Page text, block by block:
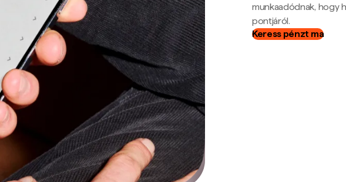
munkaadódnak, hogy
pontjáról.
Keress pénzt ma